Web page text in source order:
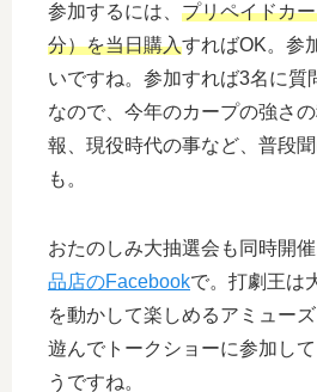
参加するには、 プリペイドカ
分）を当日購入すればOK。参
いですね。参加すれば3名に質
なので、今年のカープの強さ
報、現役時代の事など、普段
も。
おたのしみ大抽選会も同時開
品店のFacebookで。打劇王は
を動かして楽しめるアミュー
遊んでトークショーに参加し
うですね。